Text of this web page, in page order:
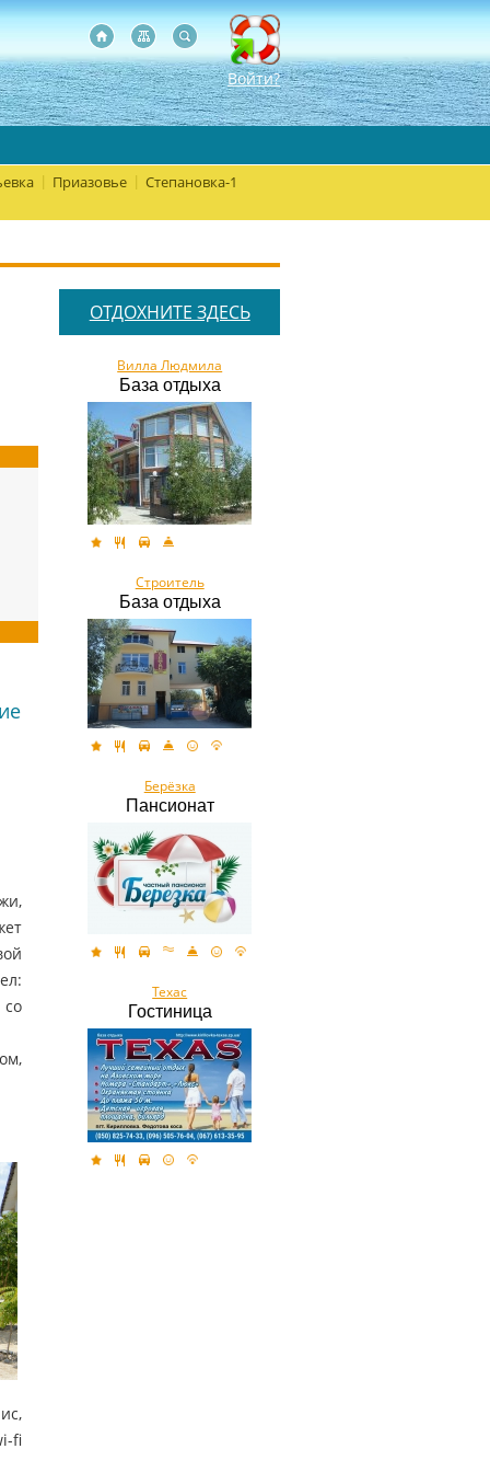
Войти?
Приазовье Степановка-1
со
fi
ОТДОХНИТЕ ЗДЕСЬ
Вилла Людмила
База отдыха
Строитель
База отдыха
Берёзка
Пансионат
Техас
Гостиница